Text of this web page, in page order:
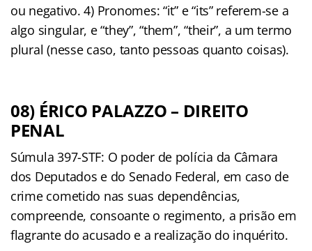
ou negativo. 4) Pronomes: “it” e “its” referem-se a
algo singular, e “they”, “them”, “their”, a um termo
plural (nesse caso, tanto pessoas quanto coisas).
08) ÉRICO PALAZZO – DIREITO
PENAL
Súmula 397-STF: O poder de polícia da Câmara
dos Deputados e do Senado Federal, em caso de
crime cometido nas suas dependências,
compreende, consoante o regimento, a prisão em
flagrante do acusado e a realização do inquérito.